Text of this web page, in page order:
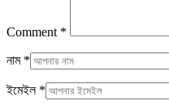
Comment *
নাম *
ইমেইল *